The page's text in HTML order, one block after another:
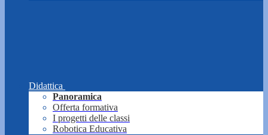
Didattica
Panoramica
Offerta formativa
I progetti delle classi
Robotica Educativa